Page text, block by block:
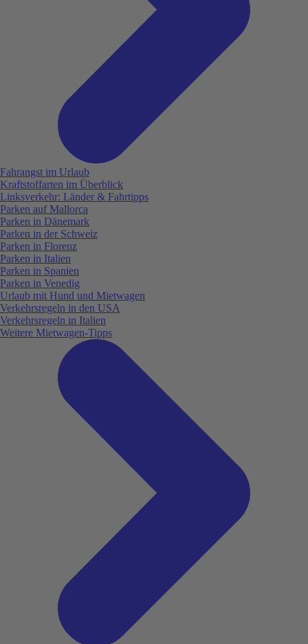
Fahrangst im Urlaub
Kraftstoffarten im Überblick
Linksverkehr: Länder & Fahrtipps
Parken auf Mallorca
Parken in Dänemark
Parken in der Schweiz
Parken in Florenz
Parken in Italien
Parken in Spanien
Parken in Venedig
Urlaub mit Hund und Mietwagen
Verkehrsregeln in den USA
Verkehrsregeln in Italien
Weitere Mietwagen-Tipps